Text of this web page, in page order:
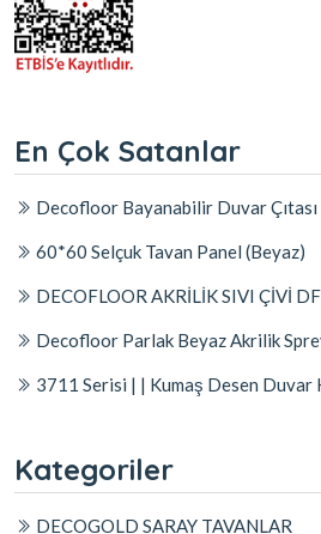
En Çok Satanlar
Decofloor Bayanabilir Duvar
60*60 Selçuk Tavan Panel (Beyaz)
DECOFLOOR AKRİLİK SIVI ÇİVİ
Decofloor Parlak Beyaz Akrilik
3711 Serisi | | Kumaş Desen Duvar
Kategoriler
DECOGOLD SARAY TAVANLAR